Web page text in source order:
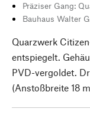
Präziser Gang:
Bauhaus Walter
Quarzwerk
entspiegelt.
PVD-vergoldet.
(Anstoßbreite 18